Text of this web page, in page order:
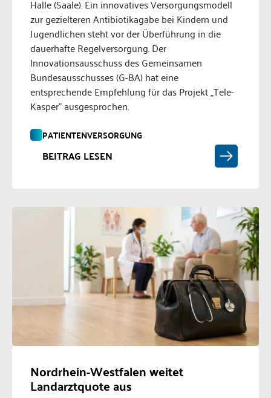
Halle (Saale). Ein innovatives Versorgungsmodell
zur gezielteren Antibiotikagabe bei Kindern und
Jugendlichen steht vor der Überführung in die
dauerhafte Regelversorgung. Der
Innovationsausschuss des Gemeinsamen
Bundesausschusses (G-BA) hat eine
entsprechende Empfehlung für das Projekt „Tele-
Kasper" ausgesprochen.
PATIENTENVERSORGUNG
BEITRAG LESEN
Nordrhein-Westfalen weitet
Landarztquote aus